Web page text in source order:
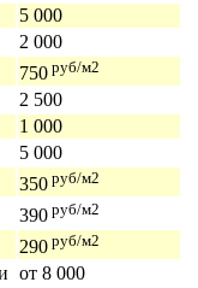
5 000
2 000
750 руб/м2
2 500
1 000
5 000
350 руб/м2
390 руб/м2
290 руб/м2
от 8 000